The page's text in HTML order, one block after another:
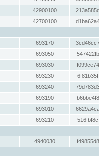
42900100
42700100
693170
693050
693030
693230
693240
693190
693010
693210
4940030